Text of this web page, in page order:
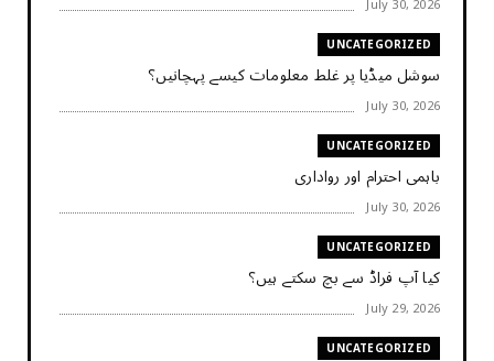
UNCATEGORIZED
سوشل میڈیا پر غلط معلومات کیسے پہچانیں؟
July 30, 2026
UNCATEGORIZED
باہمی احترام اور رواداری
July 30, 2026
UNCATEGORIZED
کیا آپ فراڈ سے بچ سکتے ہیں؟
July 29, 2026
UNCATEGORIZED